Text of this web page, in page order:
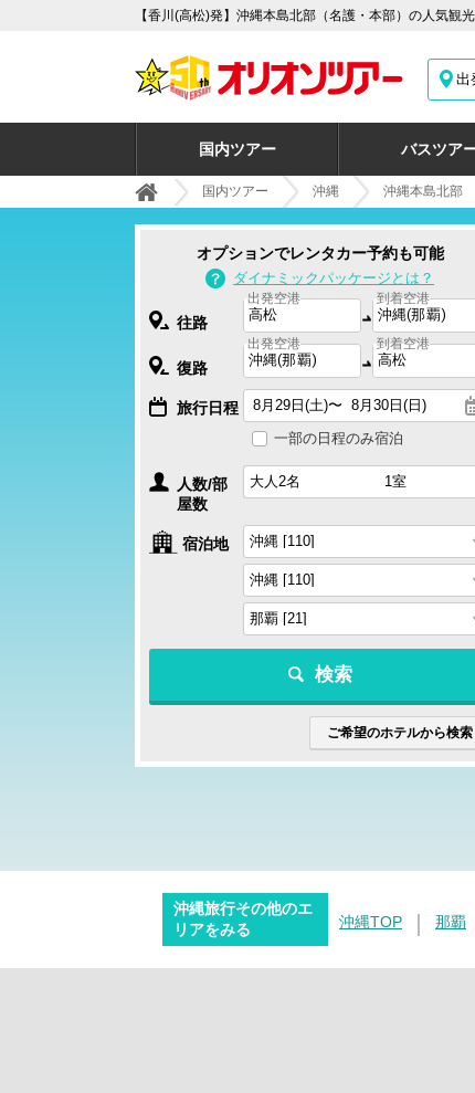
【香川(高松)発】沖縄本島北部（名護・本部）の人気
出
国内ツアー バスツア
国内ツアー 沖縄 沖縄本島北部
オプションでレンタカー予約も可能
ダイナミックパッケージとは？
往路
出発空港 到着空港
復路
出発空港 到着空港
旅行日程
一部の日程のみ宿泊
人数/部
屋数
宿泊地
検索
ご希望のホテルから検索
沖縄旅行その他のエ
リアをみる
沖縄TOP 那覇